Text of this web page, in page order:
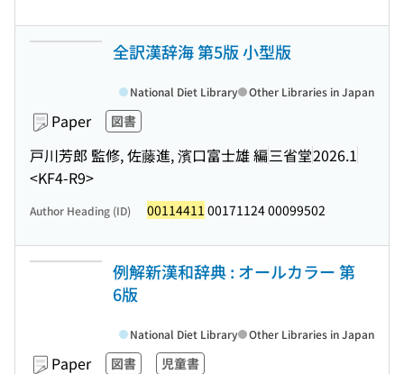
全訳漢辞海 第5版 小型版
Paper 図書
戸川芳郎 監修, 佐藤進, 濱口富士雄 編三省堂2026.1
<KF4-R9>
National Diet Library Other Libraries in Japan
Author Heading (ID) 00114411 00171124 00099502
例解新漢和辞典 : オールカラー 第
6版
Paper 図書 児童書
National Diet Library Other Libraries in Japan